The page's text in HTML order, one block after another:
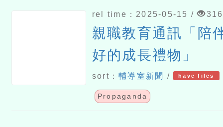
rel time：2025-05-15 / 316
親職教育通訊「陪
好的成長禮物」
sort：輔導室新聞 / have files
Propaganda